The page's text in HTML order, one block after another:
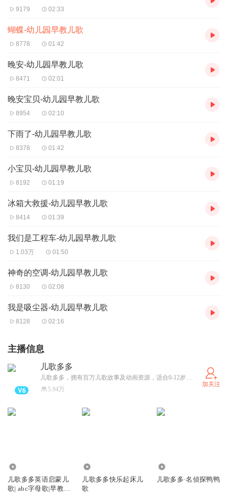
9179 02:33
蝴蝶-幼儿园早教儿歌
8778 01:42
晚安-幼儿园早教儿歌
8471 02:01
晚安宝贝-幼儿园早教儿歌
8954 02:10
下雨了-幼儿园早教儿歌
8378 01:42
小宝贝-幼儿园早教儿歌
8192 01:19
冰箱大救援-幼儿园早教儿歌
8414 01:39
我们是工程车-幼儿园早教儿歌
1.03万 01:50
神奇的空调-幼儿园早教儿歌
8130 02:08
我是吸尘器-幼儿园早教儿歌
8128 02:16
主播信息
儿歌多多
儿歌多多，拥有百万儿歌故事及动画资源，适合0-12岁儿童及家长使用。好看的动画，好听的儿歌，陪宝宝健康成长，让宝宝快快乐乐学本领。儿歌多多，给孩子一个快乐的童年。
5.94万
加关注
儿歌多多英语启蒙儿
歌| abc字母歌|早教启
儿歌多多快乐起床儿
歌
儿歌多多·名侦探鸭鸭